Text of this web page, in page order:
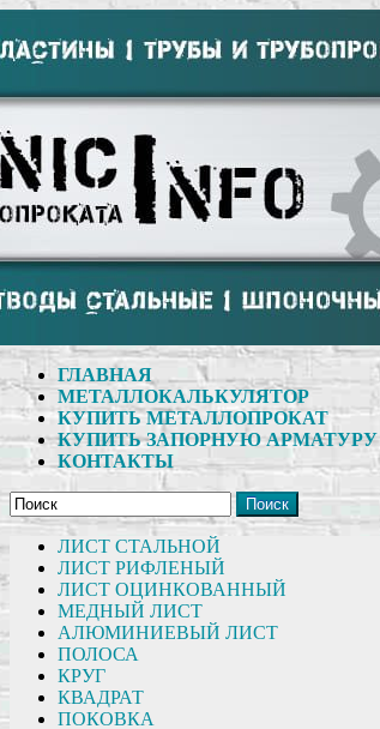
ГЛАВНАЯ
МЕТАЛЛОКАЛЬКУЛЯТОР
КУПИТЬ МЕТАЛЛОПРОКАТ
КУПИТЬ ЗАПОРНУЮ АРМАТУРУ
КОНТАКТЫ
Поиск
ЛИСТ СТАЛЬНОЙ
ЛИСТ РИФЛЕНЫЙ
ЛИСТ ОЦИНКОВАННЫЙ
МЕДНЫЙ ЛИСТ
АЛЮМИНИЕВЫЙ ЛИСТ
ПОЛОСА
КРУГ
КВАДРАТ
ПОКОВКА